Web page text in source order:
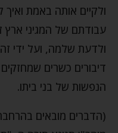
ולקיים אותה באמת ואיך
עבודתם של המגיני ארץ
ולדעת שלמה, ועל ידי
דיבורים כשרים
הנפשות של בני ביתו.
(הדברים מובאים